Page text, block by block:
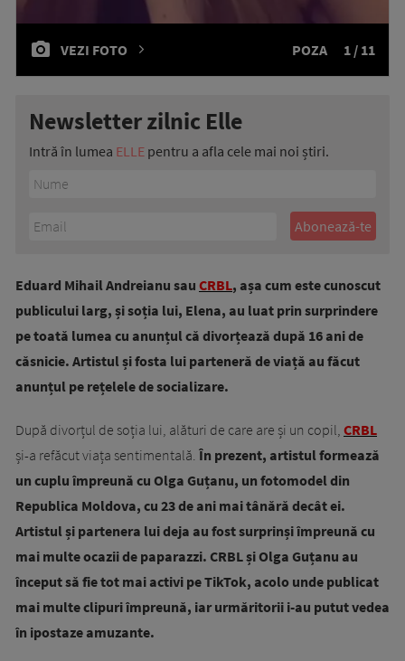
VEZI FOTO POZA 1 / 11
Newsletter zilnic Elle
Intră în lumea ELLE pentru a afla cele mai noi știri.
Eduard Mihail Andreianu sau CRBL, așa cum este cunoscut
publicului larg, și soția lui, Elena, au luat prin surprindere
pe toată lumea cu anunțul că divorțează după 16 ani de
căsnicie. Artistul și fosta lui parteneră de viață au făcut
anunțul pe rețelele de socializare.
După divorțul de soția lui, alături de care are și un copil, CRBL
și-a refăcut viața sentimentală. În prezent, artistul formează
un cuplu împreună cu Olga Guțanu, un fotomodel din
Republica Moldova, cu 23 de ani mai tânără decât ei.
Artistul și partenera lui deja au fost surprinși împreună cu
mai multe ocazii de paparazzi. CRBL și Olga Guțanu au
început să fie tot mai activi pe TikTok, acolo unde publicat
mai multe clipuri împreună, iar urmăritorii i-au putut vedea
în ipostaze amuzante.